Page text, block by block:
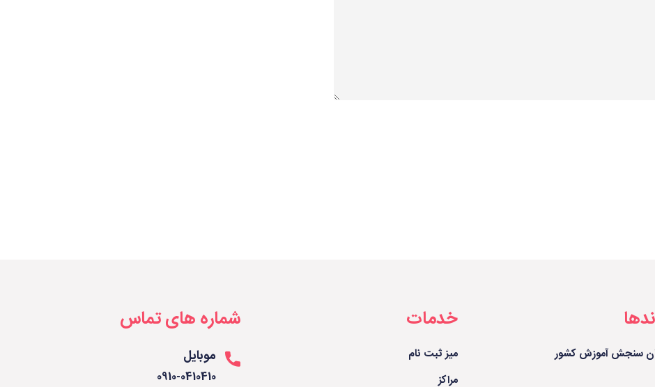
سنجش آموزش کشور
خدمات
میز ثبت نام
مراکز
شماره های تماس
موبایل
0910-0410410